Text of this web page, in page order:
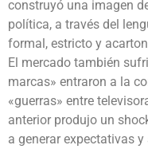
construyó una imagen
política, a través del
formal, estricto y
El mercado también
marcas» entraron a la
«guerras» entre
anterior produjo un
a generar expectativas